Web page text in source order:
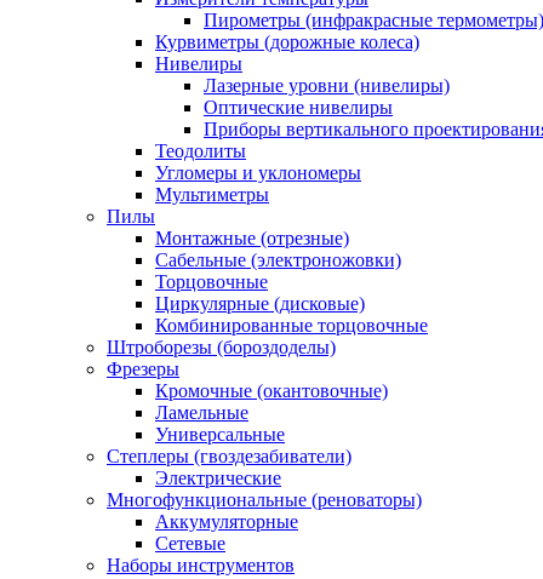
Пирометры (инфракрасные термометры)
Курвиметры (дорожные колеса)
Нивелиры
Лазерные уровни (нивелиры)
Оптические нивелиры
Приборы вертикального
Теодолиты
Угломеры и уклономеры
Мультиметры
Пилы
Монтажные (отрезные)
Сабельные (электроножовки)
Торцовочные
Циркулярные (дисковые)
Комбинированные торцовочные
Штроборезы (бороздоделы)
Фрезеры
Кромочные (окантовочные)
Ламельные
Универсальные
Степлеры (гвоздезабиватели)
Электрические
Многофункциональные (реноваторы)
Аккумуляторные
Сетевые
Наборы инструментов